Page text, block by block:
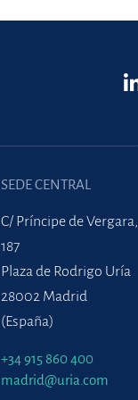
SEDE CENTRAL
C/ Príncipe de Vergara,
187
Plaza de Rodrigo Uría
28002 Madrid
(España)
+34 915 860 400
madrid@uria.com